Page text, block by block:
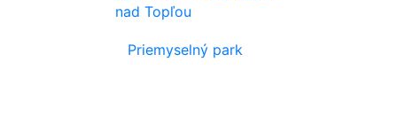
nad Topľou
Priemyselný park